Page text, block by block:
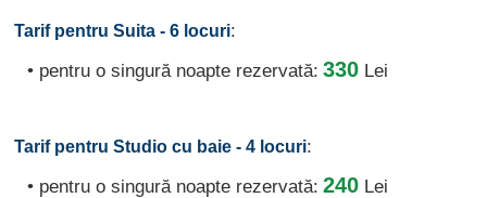
Tarif pentru Suita - 6 locuri:
• pentru o singură noapte rezervată: 330 Lei
Tarif pentru Studio cu baie - 4 locuri:
• pentru o singură noapte rezervată: 240 Lei